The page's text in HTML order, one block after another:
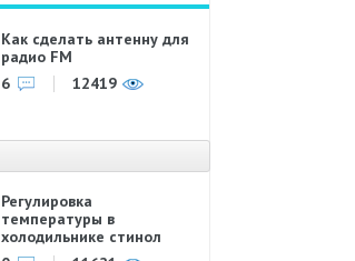
Как сделать антенну для
радио FM
6
12419
Регулировка
температуры в
холодильнике стинол